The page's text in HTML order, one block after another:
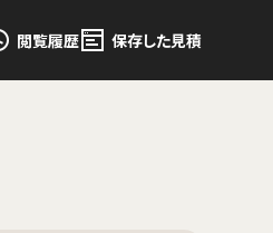
閲覧履歴 保存した見積